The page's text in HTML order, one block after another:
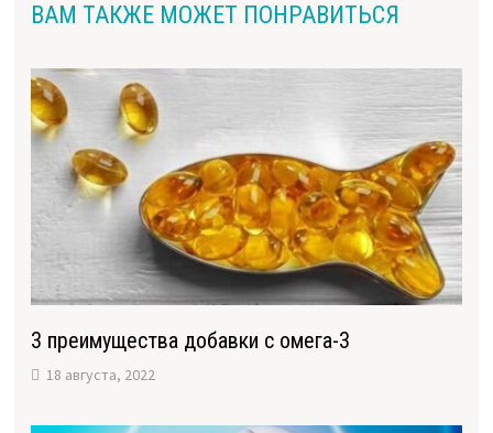
ВАМ ТАКЖЕ МОЖЕТ ПОНРАВИТЬСЯ
3 преимущества добавки с омега-3
18 августа, 2022